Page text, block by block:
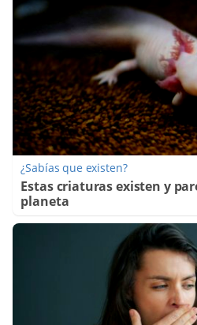
¿Sabías que existen?
Estas criaturas existen y
planeta